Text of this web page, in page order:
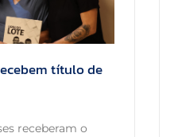
título de
receberam o